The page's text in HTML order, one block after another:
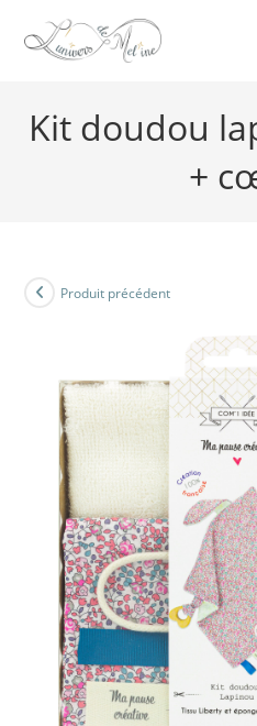
Kit doudou
+
Produit précédent